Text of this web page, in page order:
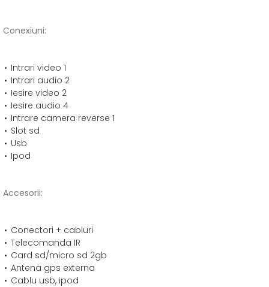
Conexiuni:
Intrari video 1
Intrari audio 2
Iesire video 2
Iesire audio 4
Intrare camera reverse 1
Slot sd
Usb
Ipod
Accesorii:
Conectori + cabluri
Telecomanda IR
Card sd/micro sd 2gb
Antena gps externa
Cablu usb, ipod